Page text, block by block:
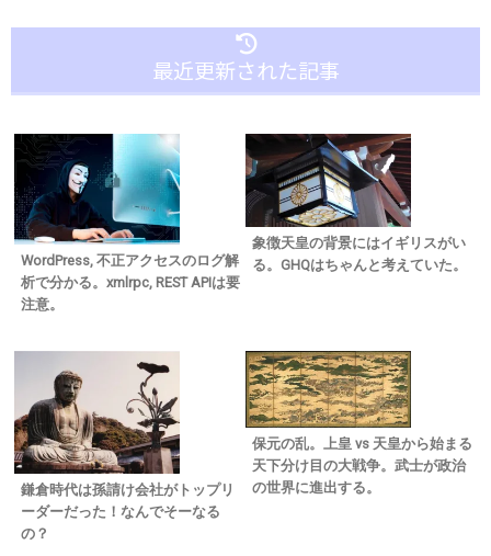
最近更新された記事
WordPress, 不正アクセスのログ解
析で分かる。xmlrpc, REST APIは要
注意。
象徴天皇の背景にはイギリスがい
る。GHQはちゃんと考えていた。
鎌倉時代は孫請け会社がトップリ
ーダーだった！なんでそーなる
の？
保元の乱。上皇 vs 天皇から始まる
天下分け目の大戦争。武士が政治
の世界に進出する。